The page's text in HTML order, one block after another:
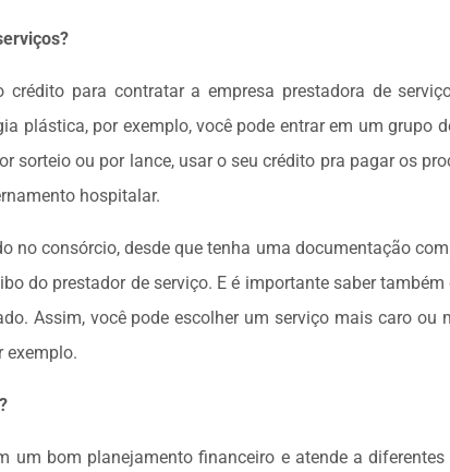
para contratar a empresa prestadora de
plástica, por exemplo, você pode entrar em um grupo
sorteio ou por lance, usar o seu crédito pra pagar os
hospitalar.
no consórcio, desde que tenha uma documentação
do prestador de serviço. E é importante saber também
Assim, você pode escolher um serviço mais caro ou
exemplo.
um bom planejamento financeiro e atende a